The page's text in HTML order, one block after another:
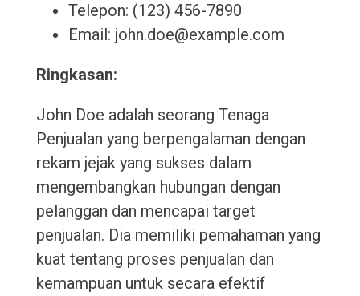
Telepon: (123) 456-7890
Email: john.doe@example.com
Ringkasan:
John Doe adalah seorang Tenaga
Penjualan yang berpengalaman dengan
rekam jejak yang sukses dalam
mengembangkan hubungan dengan
pelanggan dan mencapai target
penjualan. Dia memiliki pemahaman yang
kuat tentang proses penjualan dan
kemampuan untuk secara efektif